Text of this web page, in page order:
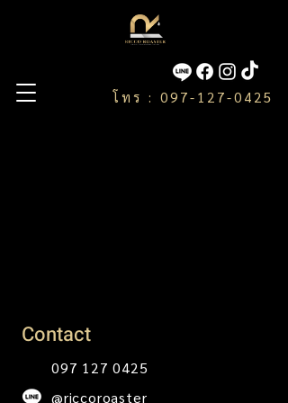
โทร : 097-127-0425
Contact
097 127 0425
@riccoroaster